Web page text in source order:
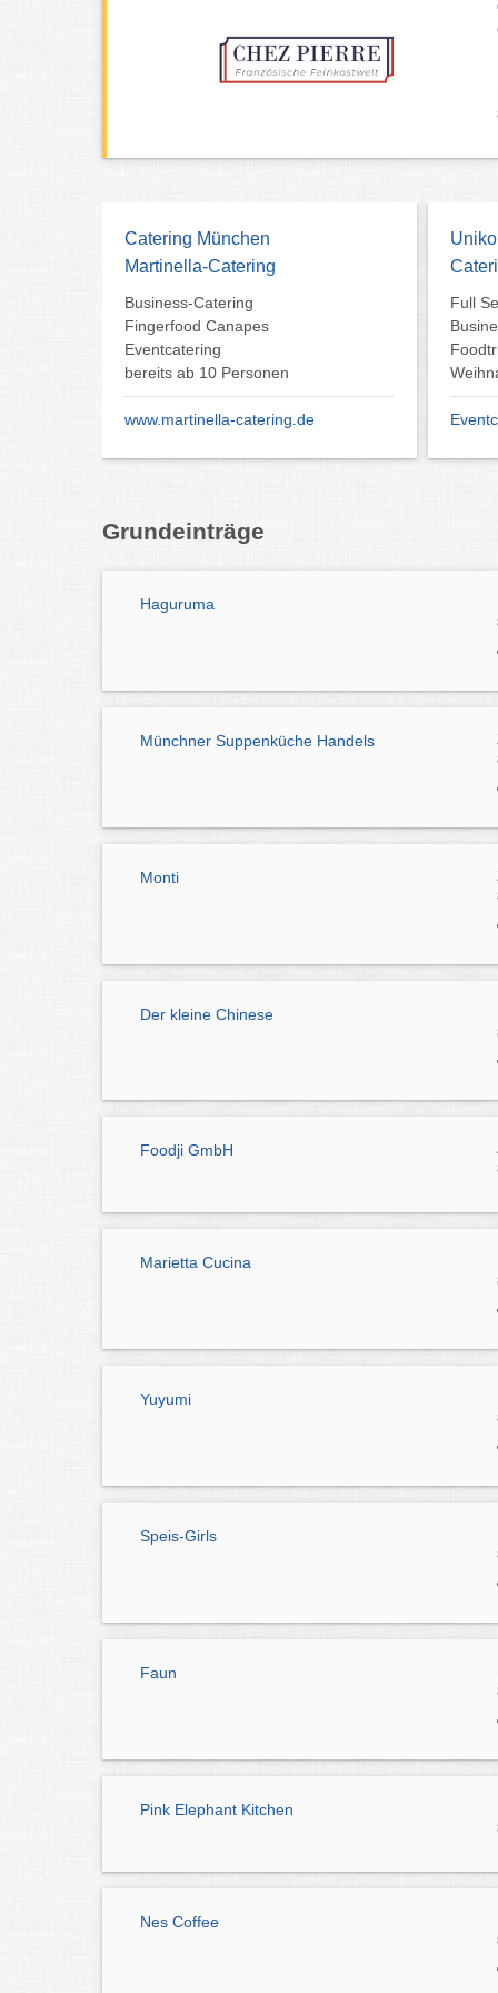
Catering München
Martinella-Catering
Business-Catering
Fingerfood Canapes
Eventcatering
bereits ab 10 Personen
www.martinella-catering.de
Full
Grundeinträge
Haguruma
Münchner Suppenküche Handels
Monti
Der kleine Chinese
Foodji GmbH
Marietta Cucina
Yuyumi
Speis-Girls
Faun
Pink Elephant Kitchen
Nes Coffee